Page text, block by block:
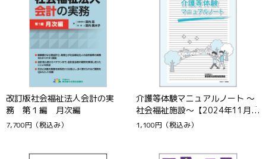
改訂版社会福祉法人会計の実
務 第１編 月次編
7,700円 （税込み）
介護等体験マニュアルノート ～
社会福祉施設～【2024年11月改
訂版】
1,100円 （税込み）